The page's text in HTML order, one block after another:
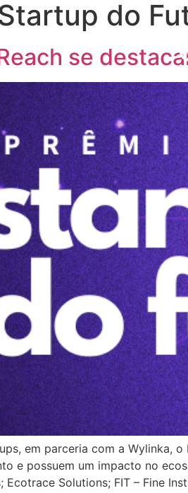
do
se
em parceria com a Wylinka,
e possuem um impacto no
Ecotrace Solutions; FIT – Fine